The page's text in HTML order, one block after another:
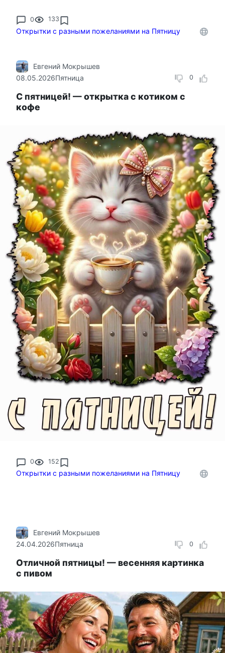
0 133
Открытки с разными пожеланиями на Пятницу
0
Евгений Мокрышев
08.05.2026Пятница
С пятницей! — открытка с котиком с
кофе
0 152
Открытки с разными пожеланиями на Пятницу
0
Евгений Мокрышев
24.04.2026Пятница
Отличной пятницы! — весенняя картинка
с пивом